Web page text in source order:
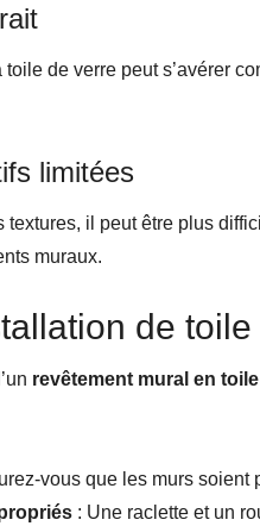
de verre peut s’avérer
limitées
textures, il peut être plus
muraux.
de
revêtement mural en
vous que les murs soient
: Une raclette et un